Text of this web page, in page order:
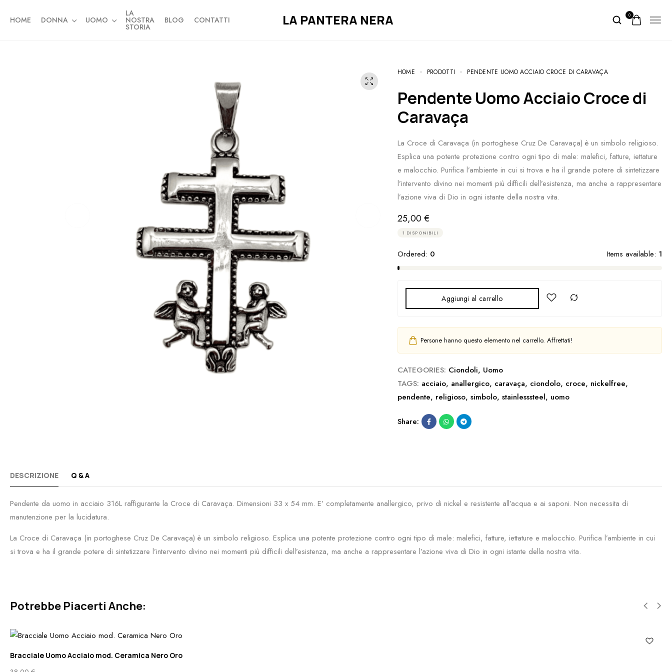
HOME DONNA UOMO
LA
NOSTRA
STORIA
BLOG CONTATTI LA PANTERA NERA 0
HOME PRODOTTI PENDENTE UOMO ACCIAIO CROCE DI CARAVAÇA
Pendente Uomo Acciaio Croce di
Caravaça
La Croce di Caravaça (in portoghese Cruz De Caravaça) è un simbolo religioso.
Esplica una potente protezione contro ogni tipo di male: malefici, fatture, iettature
e malocchio. Purifica l’ambiente in cui si trova e ha il grande potere di sintetizzare
l’intervento divino nei momenti più difficili dell’esistenza, ma anche a rappresentare
l’azione viva di Dio in ogni istante della nostra vita.
25,00€
1 DISPONIBILI
Ordered: 0 Items available: 1
Aggiungi al carrello
Persone hanno questo elemento nel carrello. Affrettati!
CATEGORIES: Ciondoli, Uomo
TAGS: acciaio, anallergico, caravaça, ciondolo, croce, nickelfree,
pendente, religioso, simbolo, stainlesssteel, uomo
Share:
DESCRIZIONE Q & A
Pendente da uomo in acciaio 316L raffigurante la Croce di Caravaça. Dimensioni 33 x 54 mm. E’ completamente anallergico, privo di nickel e resistente all’acqua e ai saponi. Non necessita di
manutenzione per la lucidatura.
La Croce di Caravaça (in portoghese Cruz De Caravaça) è un simbolo religioso. Esplica una potente protezione contro ogni tipo di male: malefici, fatture, iettature e malocchio. Purifica l’ambiente in cui
si trova e ha il grande potere di sintetizzare l’intervento divino nei momenti più difficili dell’esistenza, ma anche a rappresentare l’azione viva di Dio in ogni istante della nostra vita.
Potrebbe Piacerti Anche:
Bracciale Uomo Acciaio mod. Ceramica Nero Oro